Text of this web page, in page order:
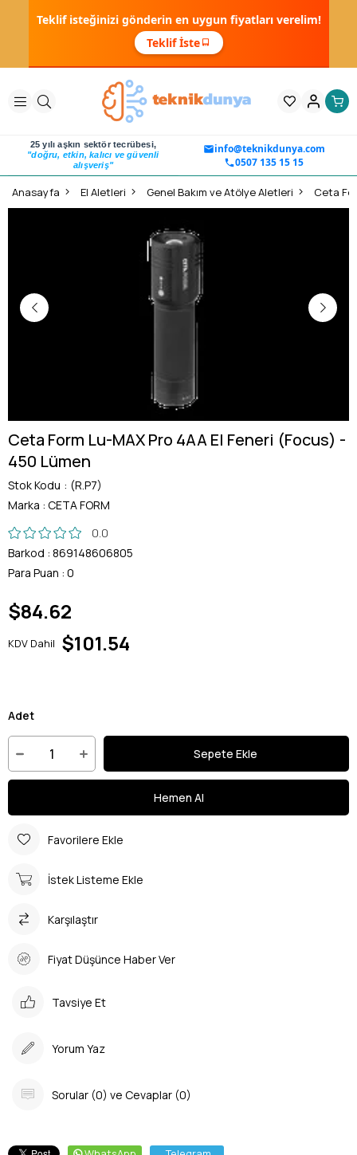
Teklif isteğinizi gönderin en uygun fiyatları verelim!
Teklif İste
25 yılı aşkın sektör tecrübesi,
"doğru, etkin, kalıcı ve güvenli
alışveriş"
info@teknikdunya.com
0507 135 15 15
Anasayfa El Aletleri Genel Bakım ve Atölye Aletleri
Ceta Form Lu-MAX Pro 4AA El Feneri (Focus) -
450 Lümen
Stok Kodu
(R.P7)
Marka : CETA FORM
0.0
Barkod : 869148606805
Para Puan : 0
$84.62
KDV Dahil $101.54
Adet
Favorilere Ekle
İstek Listeme Ekle
Karşılaştır
Fiyat Düşünce Haber Ver
Tavsiye Et
Yorum Yaz
Sorular (0) ve Cevaplar (0)